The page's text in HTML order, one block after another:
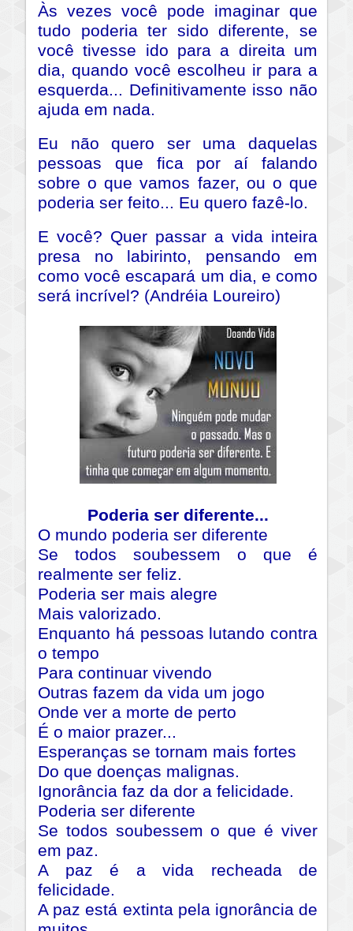
Às vezes você pode imaginar que
tudo poderia ter sido diferente, se
você tivesse ido para a direita um
dia, quando você escolheu ir para a
esquerda... Definitivamente isso não
ajuda em nada.
Eu não quero ser uma daquelas
pessoas que fica por aí falando
sobre o que vamos fazer, ou o que
poderia ser feito... Eu quero fazê-lo.
E você? Quer passar a vida inteira
presa no labirinto, pensando em
como você escapará um dia, e como
será incrível? (Andréia Loureiro)
Poderia ser diferente...
O mundo poderia ser diferente
Se todos soubessem o que é
realmente ser feliz.
Poderia ser mais alegre
Mais valorizado.
Enquanto há pessoas lutando contra
o tempo
Para continuar vivendo
Outras fazem da vida um jogo
Onde ver a morte de perto
É o maior prazer...
Esperanças se tornam mais fortes
Do que doenças malignas.
Ignorância faz da dor a felicidade.
Poderia ser diferente
Se todos soubessem o que é viver
em paz.
A paz é a vida recheada de
felicidade.
A paz está extinta pela ignorância de